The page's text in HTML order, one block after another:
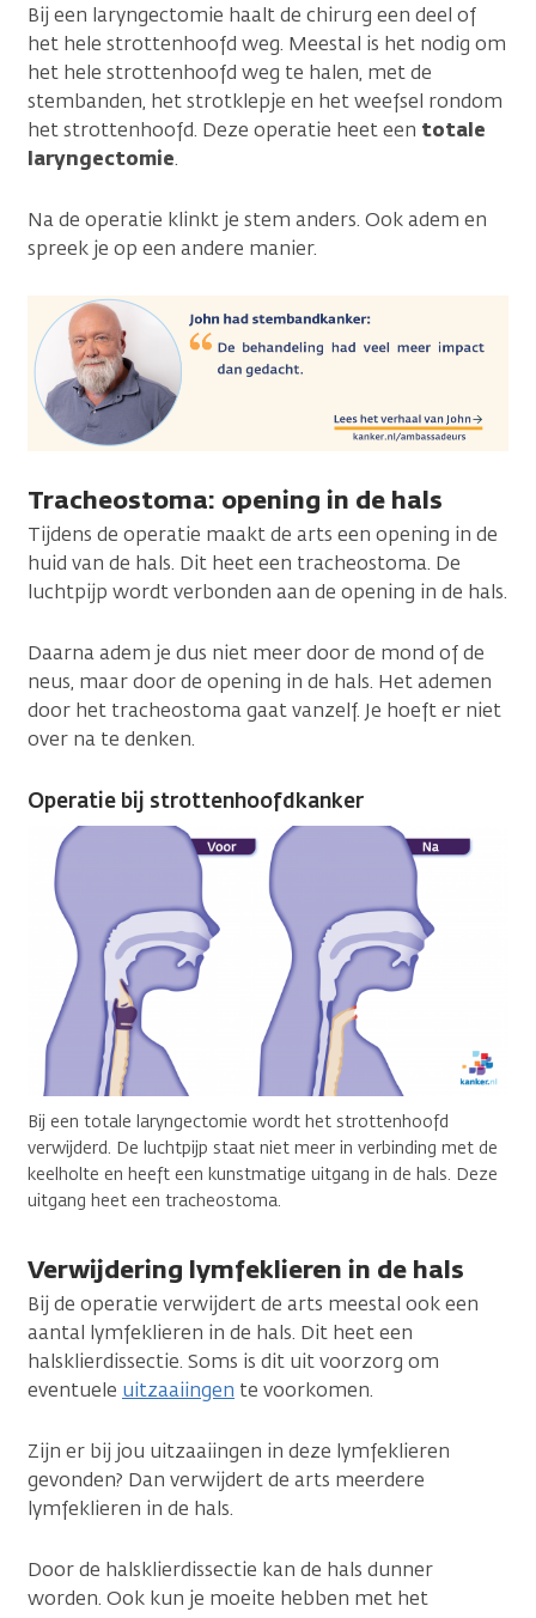
Bij een laryngectomie haalt de chirurg een deel of
het hele strottenhoofd weg. Meestal is het nodig om
het hele strottenhoofd weg te halen, met de
stembanden, het strotklepje en het weefsel rondom
het strottenhoofd. Deze operatie heet een totale
laryngectomie.
Na de operatie klinkt je stem anders. Ook adem en
spreek je op een andere manier.
Tracheostoma: opening in de hals
Tijdens de operatie maakt de arts een opening in de
huid van de hals. Dit heet een tracheostoma. De
luchtpijp wordt verbonden aan de opening in de hals.
Daarna adem je dus niet meer door de mond of de
neus, maar door de opening in de hals. Het ademen
door het tracheostoma gaat vanzelf. Je hoeft er niet
over na te denken.
Operatie bij strottenhoofdkanker
Bij een totale laryngectomie wordt het strottenhoofd
verwijderd. De luchtpijp staat niet meer in verbinding met de
keelholte en heeft een kunstmatige uitgang in de hals. Deze
uitgang heet een tracheostoma.
Verwijdering lymfeklieren in de hals
Bij de operatie verwijdert de arts meestal ook een
aantal lymfeklieren in de hals. Dit heet een
halsklierdissectie. Soms is dit uit voorzorg om
eventuele uitzaaiingen te voorkomen.
Zijn er bij jou uitzaaiingen in deze lymfeklieren
gevonden? Dan verwijdert de arts meerdere
lymfeklieren in de hals.
Door de halsklierdissectie kan de hals dunner
worden. Ook kun je moeite hebben met het